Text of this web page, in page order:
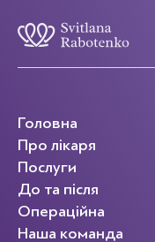
Головна
Про лікаря
Послуги
До та після
Операційна
Наша команда